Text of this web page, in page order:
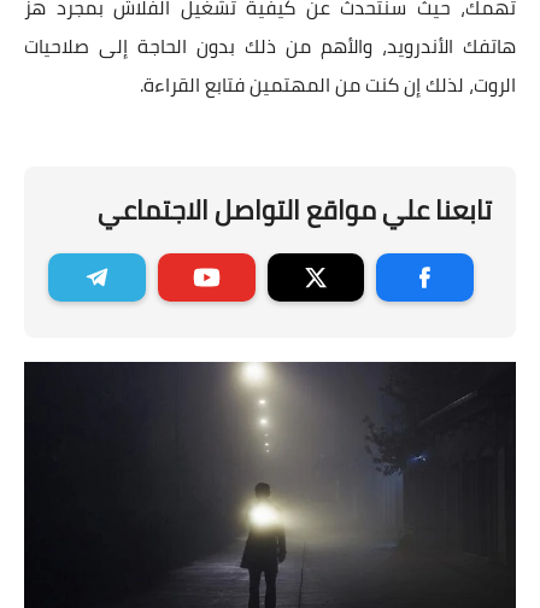
تهمك، حيث سنتحدث عن كيفية تشغيل الفلاش بمجرد هز
هاتفك الأندرويد، والأهم من ذلك بدون الحاجة إلى صلاحيات
الروت، لذلك إن كنت من المهتمين فتابع القراءة.
تابعنا علي مواقع التواصل الاجتماعي